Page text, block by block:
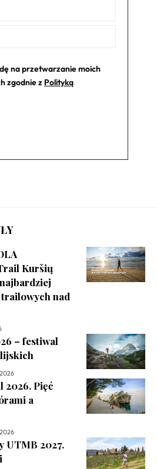
na przetwarzanie moich
zgodnie z Polityką
Kuršių
nad
– festiwal
2026. Pięć
a
UTMB 2027.